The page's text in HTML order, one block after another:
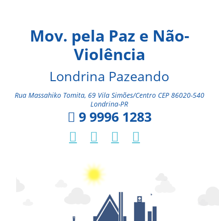
Mov. pela Paz e Não-
Violência
Londrina Pazeando
Rua Massahiko Tomita, 69 Vila Simões/Centro CEP 86020-540
Londrina-PR
9 9996 1283